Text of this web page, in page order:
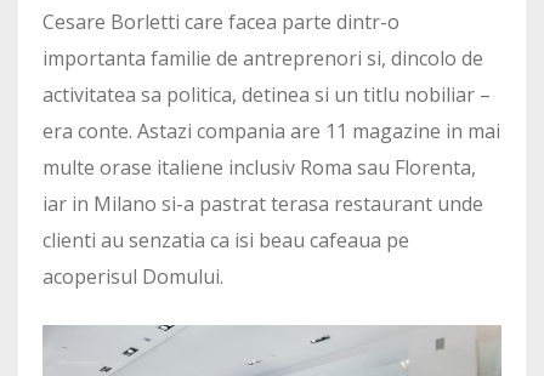
Cesare Borletti care facea parte dintr-o
importanta familie de antreprenori si, dincolo de
activitatea sa politica, detinea si un titlu nobiliar –
era conte. Astazi compania are 11 magazine in mai
multe orase italiene inclusiv Roma sau Florenta,
iar in Milano si-a pastrat terasa restaurant unde
clienti au senzatia ca isi beau cafeaua pe
acoperisul Domului.